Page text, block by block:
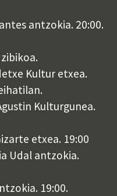
antzokia. 20:00.
Kultur etxea.
Kulturgunea.
etxea. 19:00
Udal antzokia.
19:00.